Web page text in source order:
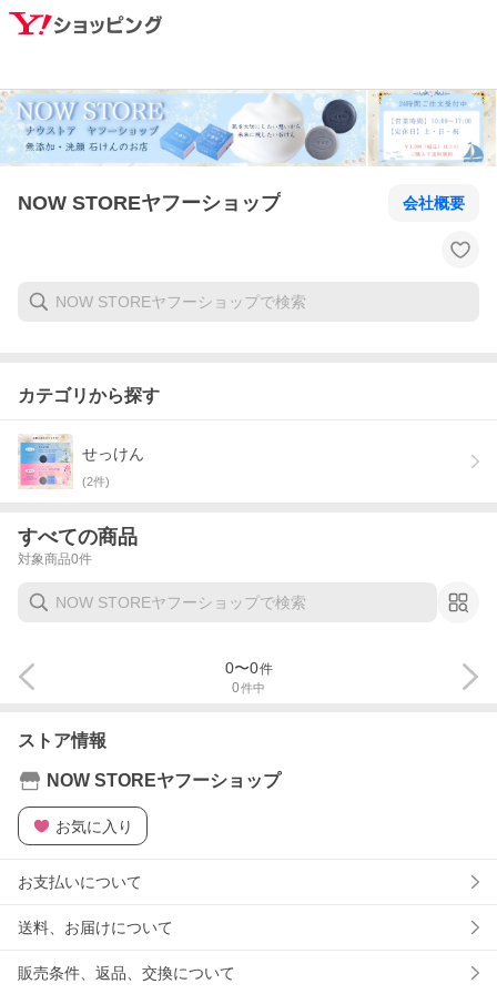
NOW STOREヤフーショップ 会社概要
カテゴリから探す
せっけん
(2件)
すべての商品
対象商品0件
0件中
0〜0件
ストア情報
NOW STOREヤフーショップ
お気に入り
お支払いについて
送料、お届けについて
販売条件、返品、交換について